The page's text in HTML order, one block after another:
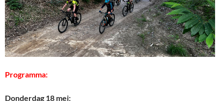
Programma:
Donderdag 18 mei: